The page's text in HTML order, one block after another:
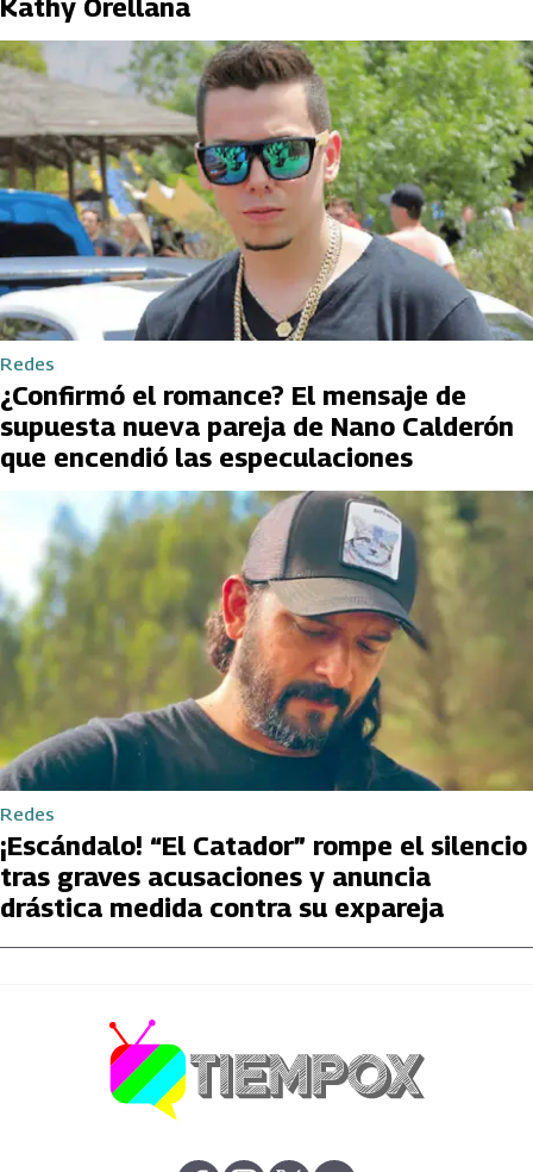
Kathy Orellana
Redes
¿Confirmó el romance? El mensaje de
supuesta nueva pareja de Nano Calderón
que encendió las especulaciones
Redes
¡Escándalo! “El Catador” rompe el silencio
tras graves acusaciones y anuncia
drástica medida contra su expareja
abre en nueva pestaña
abre en nueva pestaña
abre en nueva pestaña